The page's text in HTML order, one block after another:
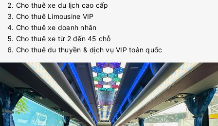
Cho thuê xe du lịch cao cấp
Cho thuê Limousine VIP
Cho thuê xe doanh nhân
Cho thuê xe từ 2 đến 45 chỗ
Cho thuê du thuyền & dịch vụ VIP toàn quốc